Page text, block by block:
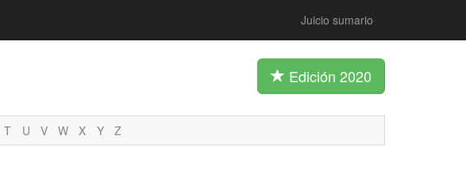
Juicio sumario
Edición 2020
T U V W X Y Z